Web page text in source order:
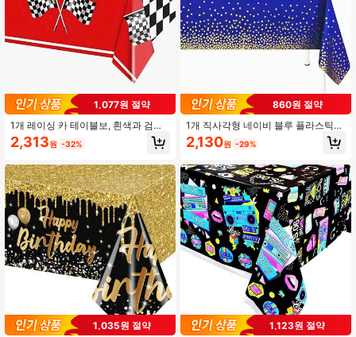
1,077원 절약
1개 레이싱 카 테이블보, 흰색과 검정
체크무늬 직사각형 레이스트랙 테이
블보, 체크무늬 레이스트랙 테이블러
이스카 테마 생일 파티 용품
2,313원 -32%
1,035원 절약
860원 절약
1개 직사각형 네이비 블루 플라스틱
테이블클로스 골드 점 블루 테이블 클
로스, 70.86X42.51 인치 일회용 골드
웨딩, 기념일, 생일, 정찬, 졸업, 신부
샤워, 베이비 샤워, 파티 장식, 개학, 발
렌타인 데이용
2,130원 -29%
1,123원 절약